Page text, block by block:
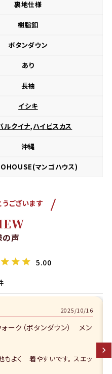
裏地仕様
樹脂釦
ボタンダウン
あり
長袖
イシキ
ルクイナ,ハイビスカス
沖縄
マンゴハウス)
ございます
声
5.00
2025/10/16
ーク（ボタンダウン） メン
よく 着やすいです。 スエッ